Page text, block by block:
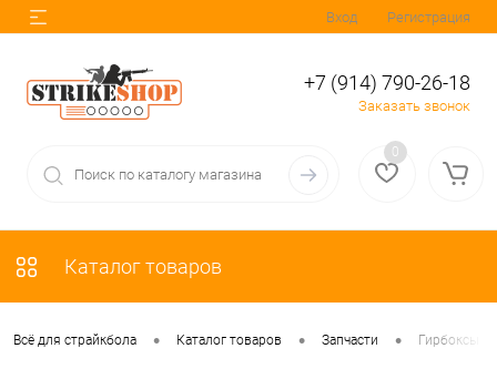
Вход Регистрация
+7 (914) 790-26-18
Заказать звонок
0
Каталог товаров
Всё для страйкбола • Каталог товаров • Запчасти • Гирбоксы